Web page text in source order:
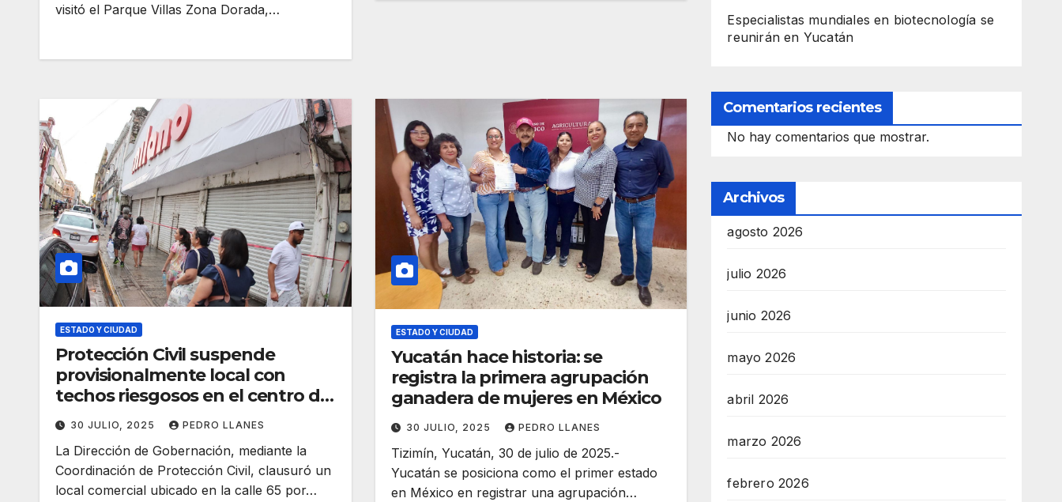
visitó el Parque Villas Zona Dorada,…
ESTADO Y CIUDAD
Protección Civil suspende
provisionalmente local con
techos riesgosos en el centro de
Mérida
30 JULIO, 2025 PEDRO LLANES
La Dirección de Gobernación, mediante la
Coordinación de Protección Civil, clausuró un
local comercial ubicado en la calle 65 por…
ESTADO Y CIUDAD
Yucatán hace historia: se
registra la primera agrupación
ganadera de mujeres en México
30 JULIO, 2025 PEDRO LLANES
Tizimín, Yucatán, 30 de julio de 2025.-
Yucatán se posiciona como el primer estado
en México en registrar una agrupación…
Especialistas mundiales en biotecnología se
reunirán en Yucatán
Comentarios recientes
No hay comentarios que mostrar.
Archivos
agosto 2026
julio 2026
junio 2026
mayo 2026
abril 2026
marzo 2026
febrero 2026